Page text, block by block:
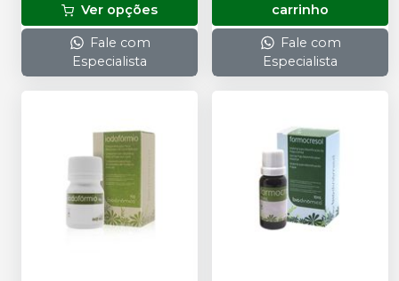
Ver opções
Fale com
Especialista
carrinho
Fale com
Especialista